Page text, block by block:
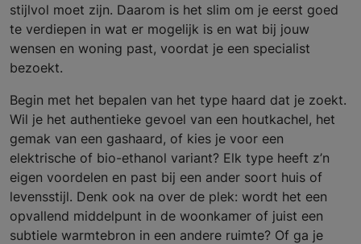
stijlvol moet zijn. Daarom is het slim om je eerst goed
te verdiepen in wat er mogelijk is en wat bij jouw
wensen en woning past, voordat je een specialist
bezoekt.
Begin met het bepalen van het type haard dat je zoekt.
Wil je het authentieke gevoel van een houtkachel, het
gemak van een gashaard, of kies je voor een
elektrische of bio-ethanol variant? Elk type heeft z’n
eigen voordelen en past bij een ander soort huis of
levensstijl. Denk ook na over de plek: wordt het een
opvallend middelpunt in de woonkamer of juist een
subtiele warmtebron in een andere ruimte? Of ga je